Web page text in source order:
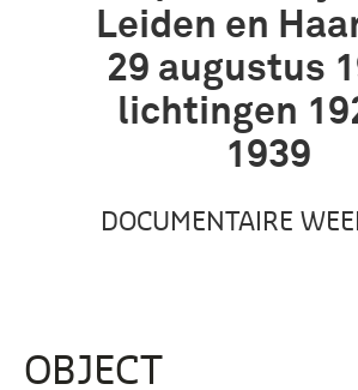
Leiden en
29 augustus
lichtingen
1939
DOCUMENTAIRE
OBJECT